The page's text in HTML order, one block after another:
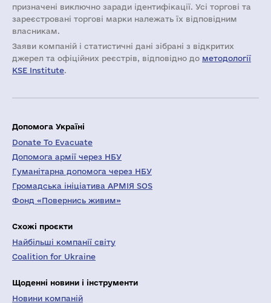
призначені виключно заради ідентифікації. Усі торгові та
зареєстровані торгові марки належать їх відповідним
власникам.
Заяви компаній i статистичні дані зібрані з відкритих
джерел та офіційних реєстрів, відповідно до методології
KSE Institute.
Допомога Україні
Donate To Evacuate
Допомога армії через НБУ
Гуманітарна допомога через НБУ
Громадська ініціатива АРМІЯ SOS
Фонд «Повернись живим»
Схожі проєкти
Найбільші компанії світу
Coalition for Ukraine
Щоденні новини і інструменти
Новини компаній